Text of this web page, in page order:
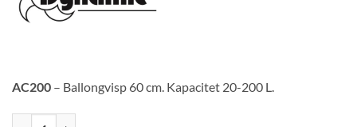
AC200 – Ballongvisp 60 cm. Kapacitet 20-200 L.